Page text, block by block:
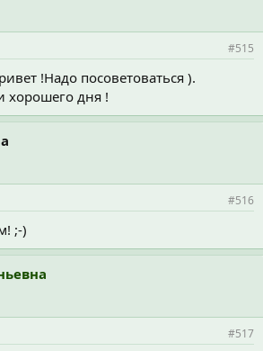
#515
!Надо посоветоваться ).
хорошего дня !
#516
;-)
#517